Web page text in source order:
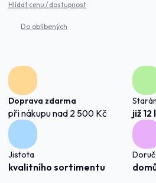
Hlídat cenu / dostupnost
Doprava zdarma
při nákupu nad 2 500 Kč již
Jistota
kvalitního sortimentu